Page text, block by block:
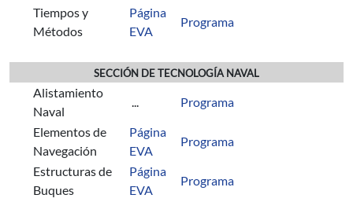
Tiempos y
Métodos
Página
EVA
Programa
SECCIÓN DE TECNOLOGÍA NAVAL
Alistamiento
Naval
...
Programa
Elementos de
Navegación
Página
EVA
Programa
Estructuras de
Buques
Página
EVA
Programa